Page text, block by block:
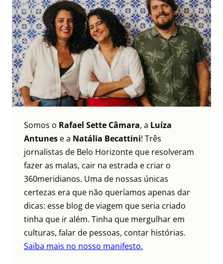
Somos o Rafael Sette Câmara, a Luíza
Antunes e a Natália Becattini! Três
jornalistas de Belo Horizonte que resolveram
fazer as malas, cair na estrada e criar o
360meridianos. Uma de nossas únicas
certezas era que não queríamos apenas dar
dicas: esse blog de viagem que seria criado
tinha que ir além. Tinha que mergulhar em
culturas, falar de pessoas, contar histórias.
Saiba mais no nosso manifesto.